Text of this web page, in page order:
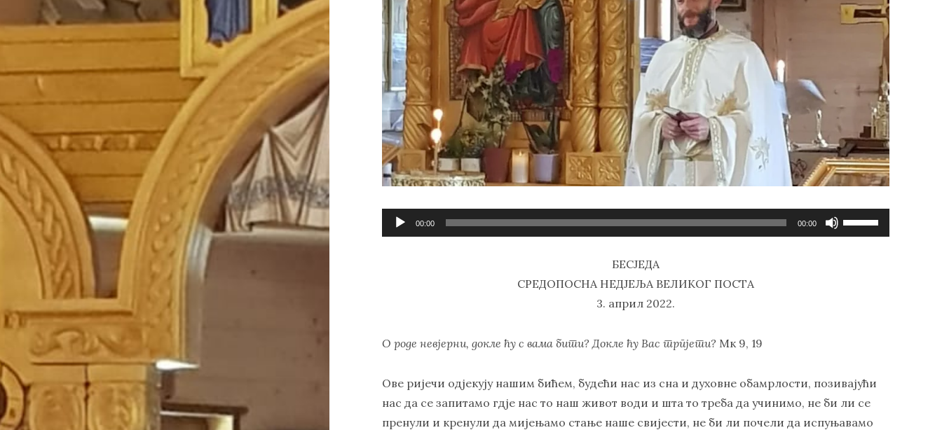
Прегледач
звучних
00:00 00:00
БЕСЈЕДА
СРЕДОПОСНА НЕДЈЕЉА ВЕЛИКОГ ПОСТА
3. април 2022.
О роде невјерни, докле ћу с вама бити? Докле ћу Вас трпјети? Мк 9, 19
Ове ријечи одјекују нашим бићем, будећи нас из сна и духовне обамрлости, позивајући
нас да се запитамо гдје нас то наш живот води и шта то треба да учинимо, не би ли се
пренули и кренули да мијењамо стање наше свијести, не би ли почели да испуњавамо